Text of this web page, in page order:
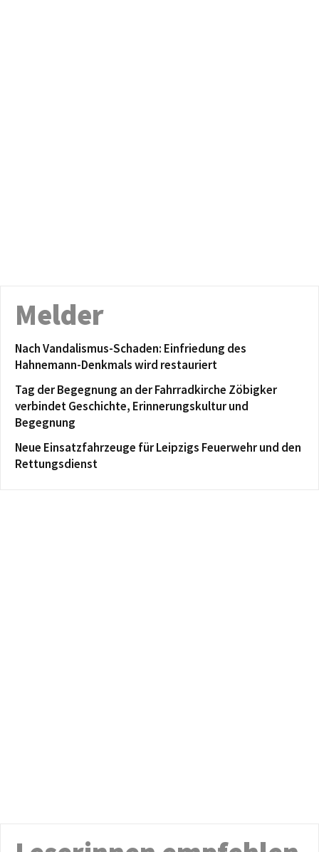
Melder
Nach Vandalismus-Schaden: Einfriedung des
Hahnemann-Denkmals wird restauriert
Tag der Begegnung an der Fahrradkirche Zöbigker
verbindet Geschichte, Erinnerungskultur und
Begegnung
Neue Einsatzfahrzeuge für Leipzigs Feuerwehr und den
Rettungsdienst